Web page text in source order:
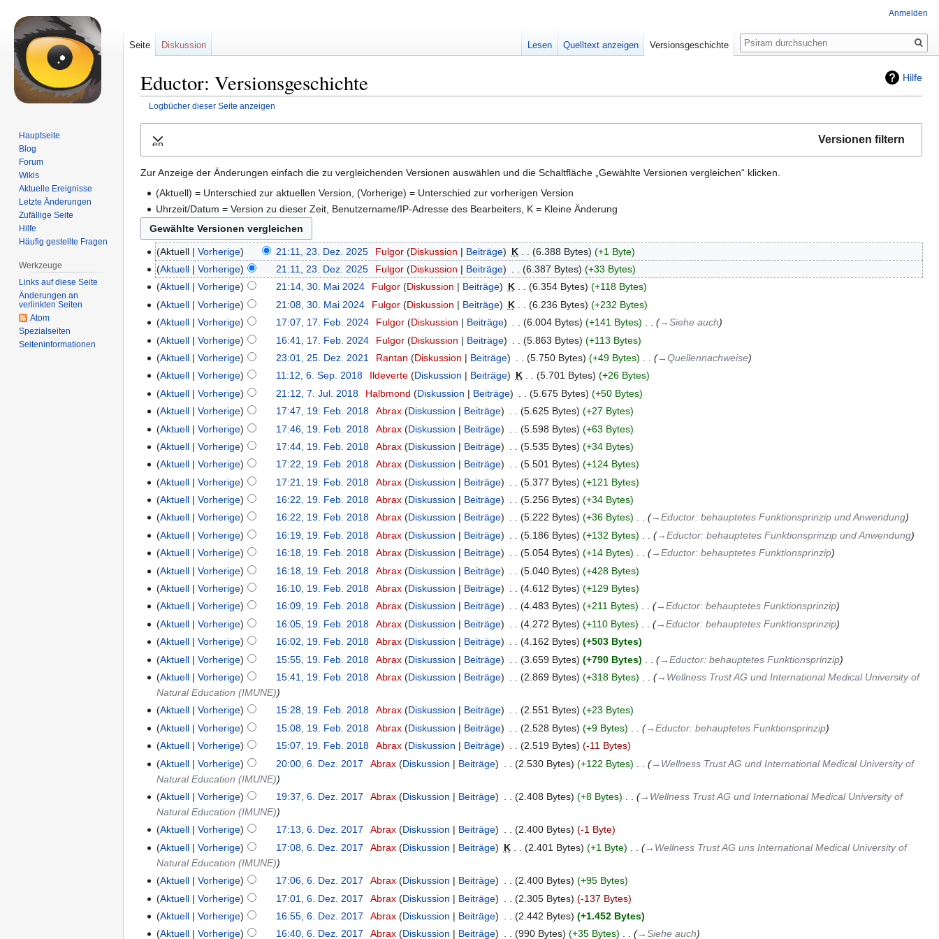
Hilfe
Eductor: Versionsgeschichte
Logbücher dieser Seite anzeigen
Navigation
Suche
Versionen filtern
Ausklappen
Zur Anzeige der Änderungen einfach die zu vergleichenden Versionen auswählen und die Schaltfläche „Gewählte Versionen vergleichen“ klicken.
(Aktuell) = Unterschied zur aktuellen Version, (Vorherige) = Unterschied zur vorherigen Version
Uhrzeit/Datum = Version zu dieser Zeit, Benutzername/IP-Adresse des Bearbeiters, K = Kleine Änderung
Aktuell Vorherige 21:11, 23. Dez. 2025 Fulgor Diskussion Beiträge K 6.388 Bytes
+1 Byte
Aktuell
Vorherige 21:11, 23. Dez. 2025 Fulgor Diskussion Beiträge 6.387 Bytes
+33 Bytes
Aktuell
Vorherige 21:14, 30. Mai 2024 Fulgor Diskussion Beiträge K 6.354 Bytes
+118 Bytes
Aktuell
Vorherige 21:08, 30. Mai 2024 Fulgor Diskussion Beiträge K 6.236 Bytes
+232 Bytes
Aktuell
Vorherige 17:07, 17. Feb. 2024 Fulgor Diskussion Beiträge 6.004 Bytes +141 Bytes
→‎Siehe auch
Aktuell
Vorherige 16:41, 17. Feb. 2024 Fulgor Diskussion Beiträge 5.863 Bytes
+113 Bytes
Aktuell
Vorherige 23:01, 25. Dez. 2021 Rantan Diskussion Beiträge 5.750 Bytes +49 Bytes
→‎Quellennachweise
Aktuell
Vorherige 11:12, 6. Sep. 2018 Ildeverte Diskussion Beiträge K 5.701 Bytes
+26 Bytes
Aktuell
Vorherige 21:12, 7. Jul. 2018 Halbmond Diskussion Beiträge 5.675 Bytes
+50 Bytes
Aktuell
Vorherige 17:47, 19. Feb. 2018 Abrax Diskussion Beiträge 5.625 Bytes
+27 Bytes
Aktuell
Vorherige 17:46, 19. Feb. 2018 Abrax Diskussion Beiträge 5.598 Bytes
+63 Bytes
Aktuell
Vorherige 17:44, 19. Feb. 2018 Abrax Diskussion Beiträge 5.535 Bytes
+34 Bytes
Aktuell
Vorherige 17:22, 19. Feb. 2018 Abrax Diskussion Beiträge 5.501 Bytes
+124 Bytes
Aktuell
Vorherige 17:21, 19. Feb. 2018 Abrax Diskussion Beiträge 5.377 Bytes
+121 Bytes
Aktuell
Vorherige 16:22, 19. Feb. 2018 Abrax Diskussion Beiträge 5.256 Bytes
+34 Bytes
Aktuell
Vorherige 16:22, 19. Feb. 2018 Abrax Diskussion Beiträge 5.222 Bytes +36 Bytes
→‎Eductor: behauptetes Funktionsprinzip und Anwendung
Aktuell
Vorherige 16:19, 19. Feb. 2018 Abrax Diskussion Beiträge 5.186 Bytes +132 Bytes
→‎Eductor: behauptetes Funktionsprinzip und Anwendung
Aktuell
Vorherige 16:18, 19. Feb. 2018 Abrax Diskussion Beiträge 5.054 Bytes +14 Bytes
→‎Eductor: behauptetes Funktionsprinzip
Aktuell
Vorherige 16:18, 19. Feb. 2018 Abrax Diskussion Beiträge 5.040 Bytes
+428 Bytes
Aktuell
Vorherige 16:10, 19. Feb. 2018 Abrax Diskussion Beiträge 4.612 Bytes
+129 Bytes
Aktuell
Vorherige 16:09, 19. Feb. 2018 Abrax Diskussion Beiträge 4.483 Bytes +211 Bytes
→‎Eductor: behauptetes Funktionsprinzip
Aktuell
Vorherige 16:05, 19. Feb. 2018 Abrax Diskussion Beiträge 4.272 Bytes +110 Bytes
→‎Eductor: behauptetes Funktionsprinzip
Aktuell
Vorherige 16:02, 19. Feb. 2018 Abrax Diskussion Beiträge 4.162 Bytes
+503 Bytes
Aktuell
Vorherige 15:55, 19. Feb. 2018 Abrax Diskussion Beiträge 3.659 Bytes +790 Bytes
→‎Eductor: behauptetes Funktionsprinzip
Aktuell
Vorherige 15:41, 19. Feb. 2018 Abrax Diskussion Beiträge 2.869 Bytes +318 Bytes
→‎Wellness Trust AG und International Medical University of
Natural Education (IMUNE)
Aktuell
Vorherige 15:28, 19. Feb. 2018 Abrax Diskussion Beiträge 2.551 Bytes
+23 Bytes
Aktuell
Vorherige 15:08, 19. Feb. 2018 Abrax Diskussion Beiträge 2.528 Bytes +9 Bytes
→‎Eductor: behauptetes Funktionsprinzip
Aktuell
Vorherige 15:07, 19. Feb. 2018 Abrax Diskussion Beiträge 2.519 Bytes
-11 Bytes
Aktuell
Vorherige 20:00, 6. Dez. 2017 Abrax Diskussion Beiträge 2.530 Bytes +122 Bytes
→‎Wellness Trust AG und International Medical University of
Natural Education (IMUNE)
Aktuell
Vorherige 19:37, 6. Dez. 2017 Abrax Diskussion Beiträge 2.408 Bytes +8 Bytes
→‎Wellness Trust AG und International Medical University of
Natural Education (IMUNE)
Aktuell
Vorherige 17:13, 6. Dez. 2017 Abrax Diskussion Beiträge 2.400 Bytes
-1 Byte
Aktuell
Vorherige 17:08, 6. Dez. 2017 Abrax Diskussion Beiträge K 2.401 Bytes +1 Byte
→‎Wellness Trust AG uns International Medical University of
Natural Education (IMUNE)
Aktuell
Vorherige 17:06, 6. Dez. 2017 Abrax Diskussion Beiträge 2.400 Bytes
+95 Bytes
Aktuell
Vorherige 17:01, 6. Dez. 2017 Abrax Diskussion Beiträge 2.305 Bytes
-137 Bytes
Aktuell
Vorherige 16:55, 6. Dez. 2017 Abrax Diskussion Beiträge 2.442 Bytes
+1.452 Bytes
Aktuell
Vorherige 16:40, 6. Dez. 2017 Abrax Diskussion Beiträge 990 Bytes +35 Bytes →‎Siehe auch
Anmelden
Seite Diskussion Lesen Quelltext anzeigen Versionsgeschichte
Suche
Hauptseite
Blog
Forum
Wikis
Aktuelle Ereignisse
Letzte Änderungen
Zufällige Seite
Hilfe
Häufig gestellte Fragen
Werkzeuge
Links auf diese Seite
Änderungen an
verlinkten Seiten
Atom
Spezialseiten
Seiten­informationen